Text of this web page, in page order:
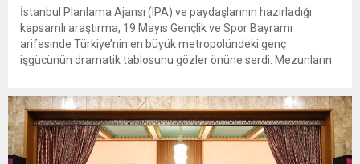
İstanbul Planlama Ajansı (IPA) ve paydaşlarının hazırladığı
kapsamlı araştırma, 19 Mayıs Gençlik ve Spor Bayramı
arifesinde Türkiye’nin en büyük metropolündeki genç
işgücünün dramatik tablosunu gözler önüne serdi. Mezunların
hâlen aile evinde yaşıyor. İBB iştiraki...